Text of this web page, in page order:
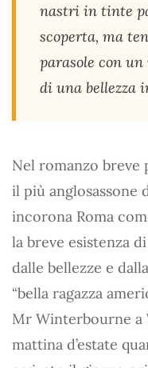
nastri in tinte
scoperta, ma
parasole con
di una bellezza
Nel romanzo breve
il più
incorona Roma
la breve esistenza
dalle bellezze e
“bella ragazza
Mr Winterbourne a
mattina d’estate